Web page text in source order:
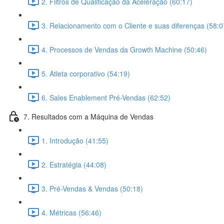
3. Relacionamento com o Cliente e suas diferenças
4. Processos de Vendas da Growth Machine (50:46)
5. Atleta corporativo (54:19)
6. Sales Enablement Pré-Vendas (62:52)
7. Resultados com a Máquina de Vendas
1. Introdução (41:55)
2. Estratégia (44:08)
3. Pré-Vendas & Vendas (50:18)
4. Métricas (56:46)